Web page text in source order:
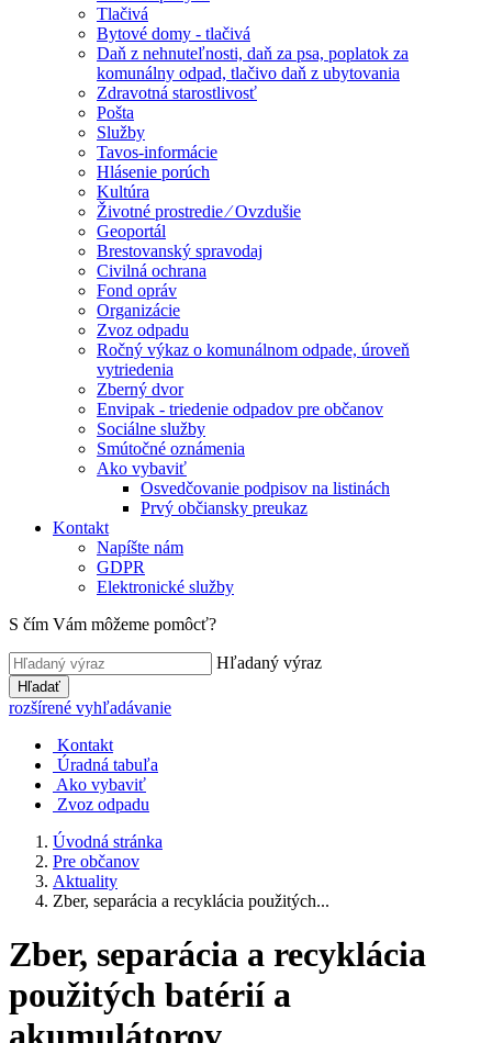
Tlačivá
Bytové domy - tlačivá
Daň z nehnuteľnosti, daň za psa, poplatok za
komunálny odpad, tlačivo daň z ubytovania
Zdravotná starostlivosť
Pošta
Služby
Tavos-informácie
Hlásenie porúch
Kultúra
Životné prostredie ⁄ Ovzdušie
Geoportál
Brestovanský spravodaj
Civilná ochrana
Fond opráv
Organizácie
Zvoz odpadu
Ročný výkaz o komunálnom odpade, úroveň
vytriedenia
Zberný dvor
Envipak - triedenie odpadov pre občanov
Sociálne služby
Smútočné oznámenia
Ako vybaviť
Osvedčovanie podpisov na listinách
Prvý občiansky preukaz
Kontakt
Napíšte nám
GDPR
Elektronické služby
S čím Vám môžeme pomôcť?
Hľadaný výraz
Hľadať
rozšírené vyhľadávanie
Kontakt
Úradná tabuľa
Ako vybaviť
Zvoz odpadu
Úvodná stránka
Pre občanov
Aktuality
Zber, separácia a recyklácia použitých...
Zber, separácia a recyklácia
použitých batérií a